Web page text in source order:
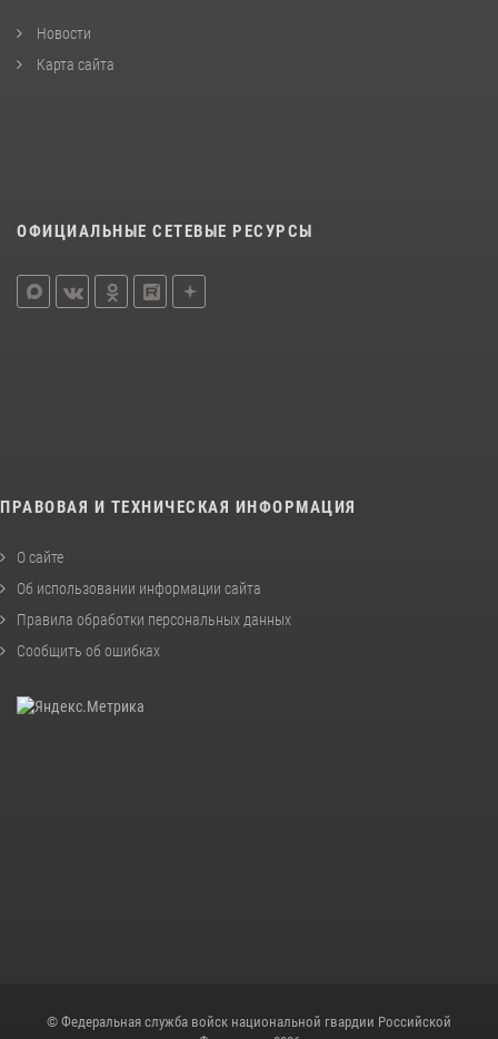
Новости
Карта сайта
ОФИЦИАЛЬНЫЕ СЕТЕВЫЕ РЕСУРСЫ
ПРАВОВАЯ И ТЕХНИЧЕСКАЯ ИНФОРМАЦИЯ
О сайте
Об использовании информации сайта
Правила обработки персональных данных
Сообщить об ошибках
© Федеральная служба войск национальной гвардии Российской